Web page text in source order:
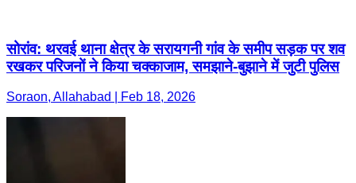
सोरांव: थरवई थाना क्षेत्र के सरायगनी गांव के समीप सड़क पर शव
रखकर परिजनों ने किया चक्काजाम, समझाने-बुझाने में जुटी पुलिस
Soraon, Allahabad | Feb 18, 2026